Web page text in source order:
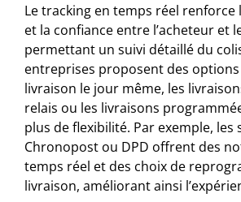
Le tracking en temps réel
et la confiance entre l’acheteur et
permettant un suivi détaillé du
entreprises proposent des
livraison le jour même, les
relais ou les livraisons
plus de flexibilité. Par exemple, les
Chronopost ou DPD offrent des
temps réel et des choix de
livraison, améliorant ainsi